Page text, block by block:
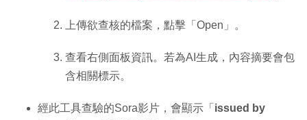
上傳欲查核的檔案，點擊「Open」。
查看右側面板資訊。若為AI生成，內容摘要會包
含相關標示。
經此工具查驗的Sora影片，會顯示「 issued by